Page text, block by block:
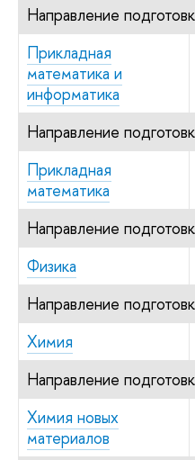
Направление
Прикладная
математика и
информатика
Направление
Прикладная
математика
Направление
Физика
Направление
Химия
Направление
Химия новых
материалов